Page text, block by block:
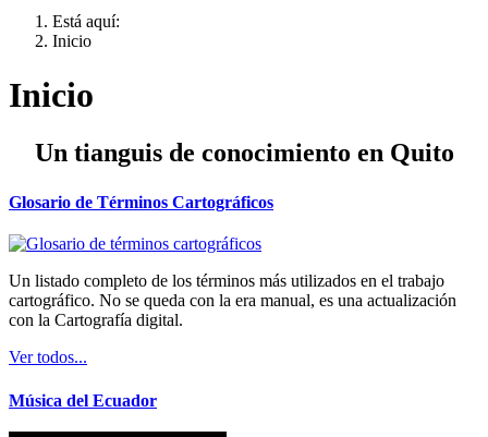
Está aquí:
Inicio
Inicio
Un tianguis de conocimiento en Quito
Glosario de Términos Cartográficos
Un listado completo de los términos más utilizados en el trabajo
cartográfico. No se queda con la era manual, es una actualización
con la Cartografía digital.
Ver todos...
Música del Ecuador